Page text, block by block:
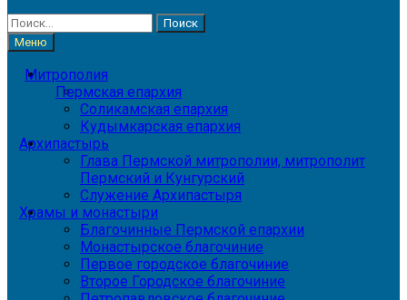
Найти:
Меню
Митрополия
Пермская епархия
Соликамская епархия
Кудымкарская епархия
Архипастырь
Глава Пермской митрополии, митрополит
Пермский и Кунгурский
Служение Архипастыря
Храмы и монастыри
Благочинные Пермской епархии
Монастырское благочиние
Первое городское благочиние
Второе Городское благочиние